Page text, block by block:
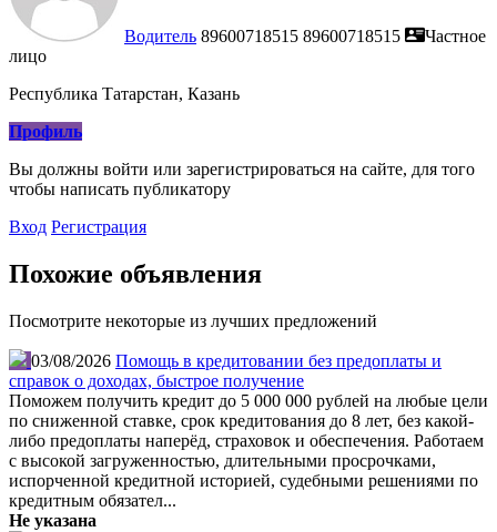
Водитель 89600718515 89600718515
Частное
лицо
Республика Татарстан, Казань
Профиль
Вы должны войти или зарегистрироваться на сайте, для того
чтобы написать публикатору
Вход Регистрация
Похожие объявления
Посмотрите некоторые из лучших предложений
03/08/2026 Помощь в кредитовании без предоплаты и
справок о доходах, быстрое получение
Поможем получить кредит до 5 000 000 рублей на любые цели
по сниженной ставке, срок кредитования до 8 лет, без какой-
либо предоплаты наперёд, страховок и обеспечения. Работаем
с высокой загруженностью, длительными просрочками,
испорченной кредитной историей, судебными решениями по
кредитным обязател...
Не указана